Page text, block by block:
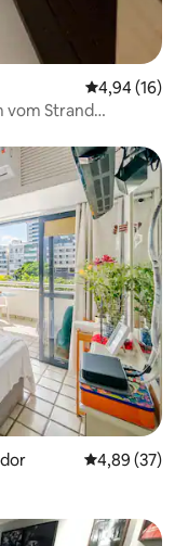
4,94 (16)
vom Strand
4,89 (37)